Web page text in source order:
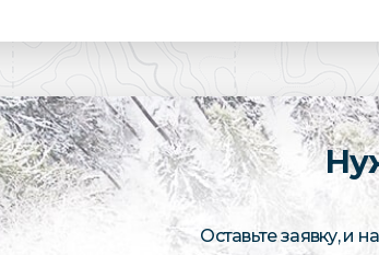
Оставьте заявку,